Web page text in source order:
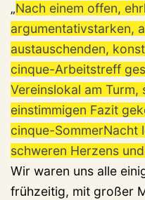
„Nach einem offen,
argumentativstarken,
austauschenden,
cinque-Arbeitstreff
Vereinslokal am
einstimmigen Fazit
cinque-SommerNacht
schweren Herzens
Wir waren uns alle
frühzeitig, mit großer